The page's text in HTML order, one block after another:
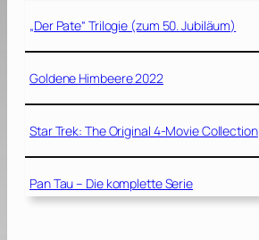
„Der Pate“ Trilogie (zum 50. Jubiläum)
Goldene Himbeere 2022
Star Trek: The Original 4-Movie Collection
Pan Tau – Die komplette Serie